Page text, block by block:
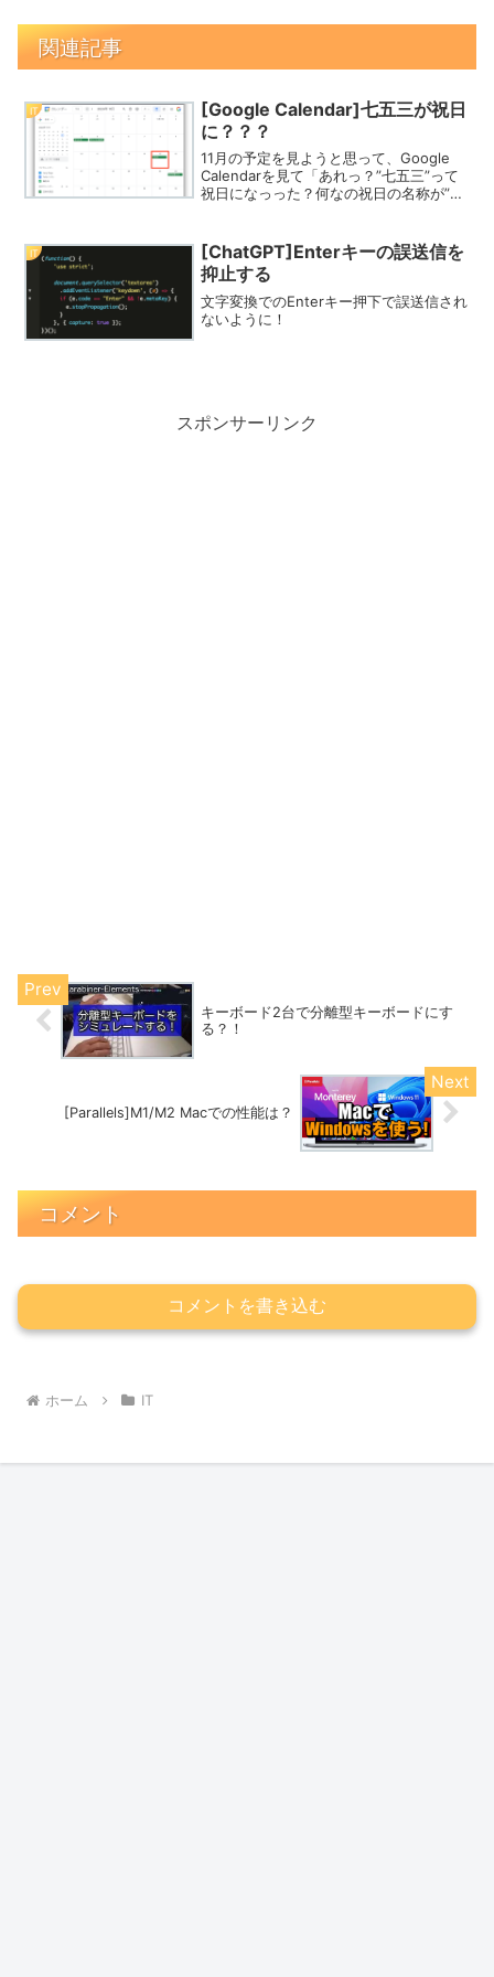
関連記事
IT
[Google Calendar]七五三が祝日
に？？？
11月の予定を見ようと思って、Google
Calendarを見て「あれっ？”七五三”って
祝日になっった？何なの祝日の名称が”七
Google Calendarの「日本の...
IT
[ChatGPT]Enterキーの誤送信を
抑止する
文字変換でのEnterキー押下で誤送信され
ないように！
スポンサーリンク
キーボード2台で分離型キーボードにす
る？！
[Parallels]M1/M2 Macでの性能は？
コメント
コメントを書き込む
ホーム IT